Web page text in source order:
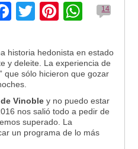
Facebook
TwitterPinterest
14
historia hedonista en estado
y deleite. La experiencia de
que sólo hicieron que gozar
Vinobley no puedo estar
nos salió todo a pedir de
superado. La
un programa de lo más